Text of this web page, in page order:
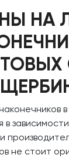
НА
в
не стоит